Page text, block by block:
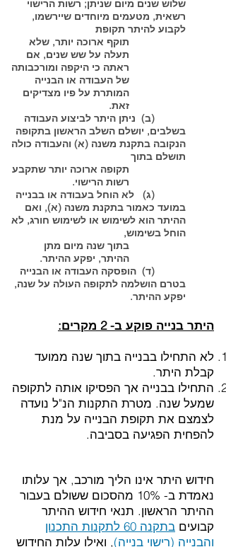
שלוש שנים מיום שניתן; רשות הרישוי
רשאית, מטעמים מיוחדים שיירשמו,
לקבוע להיתר תקופת
תוקף ארוכה יותר, שלא
תעלה על שש שנים, אם
ראתה כי היקפה ומורכבותה
של העבודה או הבנייה
המותרת על פיו מצדיקים
זאת.
(ב) ניתן היתר לביצוע העבודה
בשלבים, יושלם השלב הראשון בתקופה
הנקובה בתקנת משנה (א) והעבודה כולה
תושלם בתוך
תקופה ארוכה יותר שתקבע
רשות הרישוי.
(ג) לא הוחל בעבודה או בבנייה
במועד כאמור בתקנת משנה (א), ואם
ההיתר הוא לשימוש או לשימוש חורג, לא
הוחל בשימוש,
בתוך שנה מיום מתן
ההיתר, יפקע ההיתר.
(ד) הופסקה העבודה או הבנייה
בטרם הושלמה לתקופה העולה על שנה,
יפקע ההיתר.
היתר בנייה פוקע ב- 2 מקרים:
לא התחילו בבנייה בתוך שנה ממועד
קבלת היתר.
התחילו בבנייה אך הפסיקו אותה לתקופה
שמעל שנה. מטרת התקנות הנ"ל נועדה
לצמצם את תקופת הבנייה על מנת
להפחית הפגיעה בסביבה.
חידוש היתר אינו הליך מורכב, אך עלותו
נאמדת ב- 10% מהסכום ששולם בעבור
ההיתר הראשון. תנאי חידוש ההיתר
קבועים
בתקנה 60 לתקנות התכנון
והבנייה (רישוי בנייה), ואילו עלות החידוש